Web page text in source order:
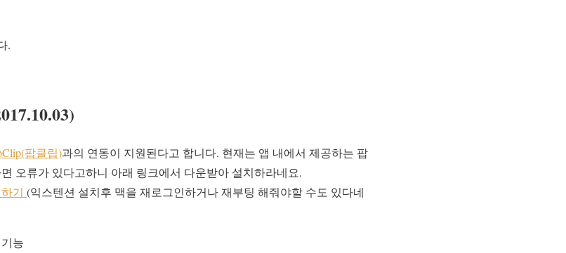
.
팝클립)과의 연동이 지원된다고 합니다. 현재는 앱 내에서 제공하는 팝
오류가 있다고하니 아래 링크에서 다운받아 설치하라네요.
기 (익스텐션 설치후 맥을 재로그인하거나 재부팅 해줘야할 수도 있다네
능